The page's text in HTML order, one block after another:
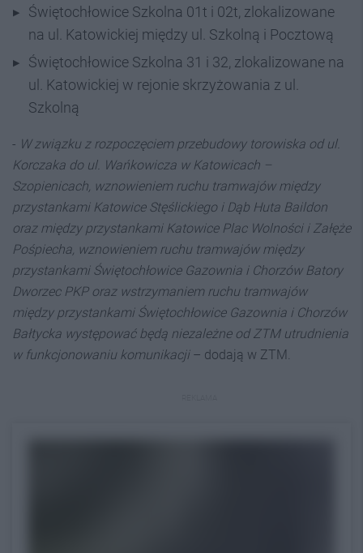
Świętochłowice Szkolna 01t i 02t, zlokalizowane
na ul. Katowickiej między ul. Szkolną i Pocztową
Świętochłowice Szkolna 31 i 32, zlokalizowane na
ul. Katowickiej w rejonie skrzyżowania z ul.
Szkolną
- W związku z rozpoczęciem przebudowy torowiska od ul.
Korczaka do ul. Wańkowicza w Katowicach –
Szopienicach, wznowieniem ruchu tramwajów między
przystankami Katowice Stęślickiego i Dąb Huta Baildon
oraz między przystankami Katowice Plac Wolności i Załęże
Pośpiecha, wznowieniem ruchu tramwajów między
przystankami Świętochłowice Gazownia i Chorzów Batory
Dworzec PKP oraz wstrzymaniem ruchu tramwajów
między przystankami Świętochłowice Gazownia i Chorzów
Bałtycka występować będą niezależne od ZTM utrudnienia
w funkcjonowaniu komunikacji – dodają w ZTM.